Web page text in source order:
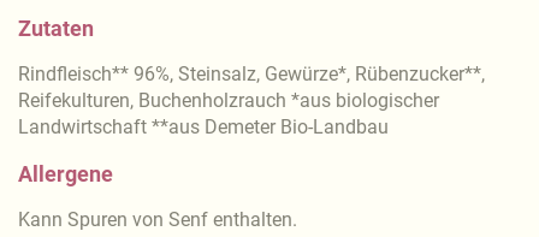
Zutaten
Rindfleisch** 96%, Steinsalz, Gewürze*, Rübenzucker**,
Reifekulturen, Buchenholzrauch *aus biologischer
Landwirtschaft **aus Demeter Bio-Landbau
Allergene
Kann Spuren von Senf enthalten.